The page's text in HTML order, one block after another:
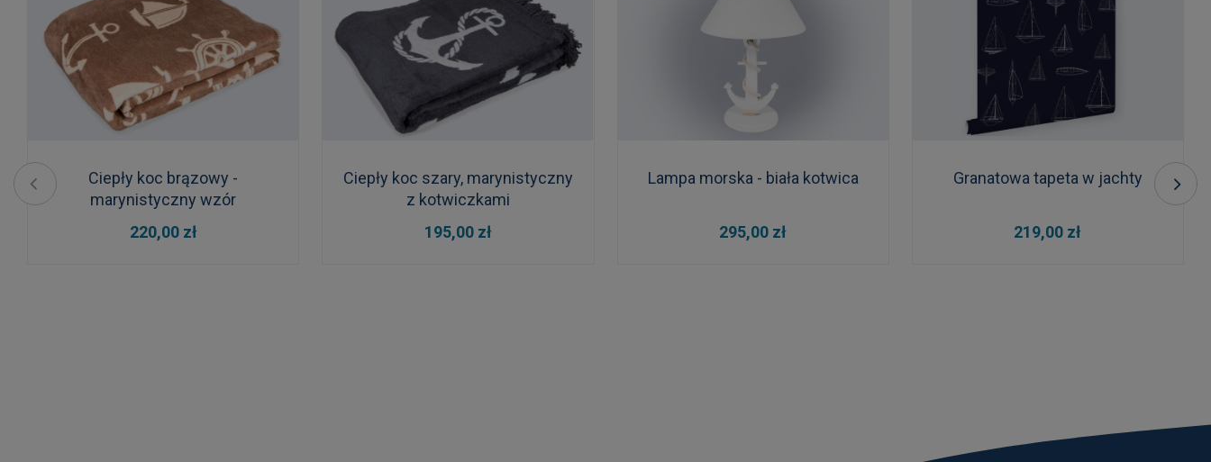
Ciepły koc brązowy -
marynistyczny wzór
220,00 zł
DO KOSZYKA
Ciepły koc szary, marynistyczny
z kotwiczkami
195,00 zł
DO KOSZYKA
Lampa morska - biała kotwica
295,00 zł
DO KOSZYKA
Granatowa tapeta w jachty
219,00 zł
DO KOSZYKA